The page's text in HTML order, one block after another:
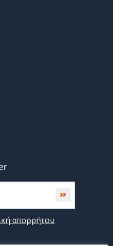
Subscribe
απορρήτου